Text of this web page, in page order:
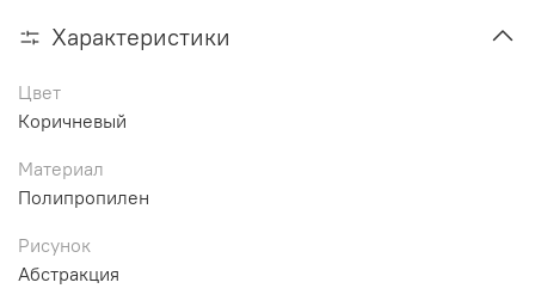
Характеристики
Цвет
Коричневый
Материал
Полипропилен
Рисунок
Абстракция